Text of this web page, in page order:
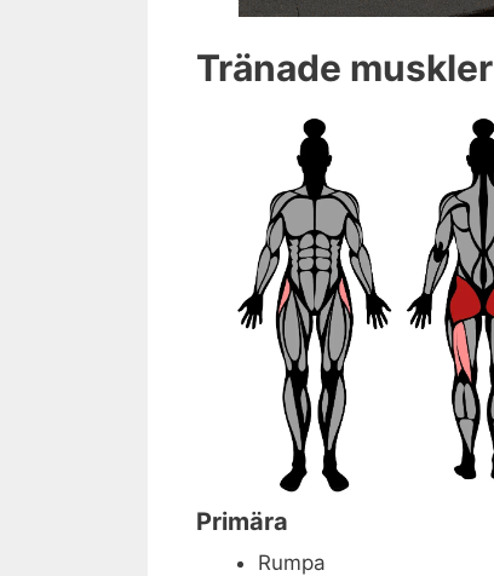
Tränade muskler
Primära
Rumpa